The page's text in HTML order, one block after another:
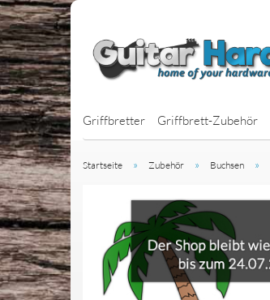
Griffbretter Griffbrett-Zubehör
Startseite » Zubehör » Buchsen »